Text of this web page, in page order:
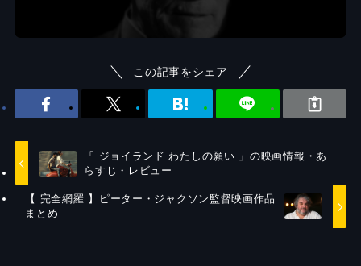
この記事をシェア
「 ジョイランド わたしの願い 」の映画情報・あ
らすじ・レビュー
【 完全網羅 】ピーター・ジャクソン監督映画作品
まとめ